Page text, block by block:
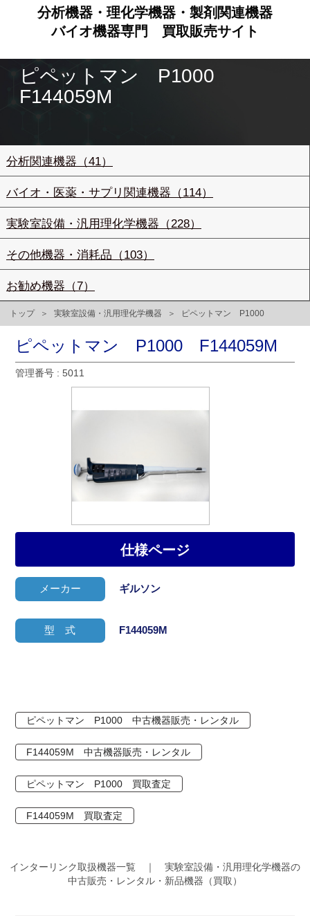
分析機器・理化学機器・製剤関連機器
バイオ機器専門
買取販売サイト
ピペットマン P1000
F144059M
分析関連機器（41）
バイオ・医薬・サプリ関連機器（114）
実験室設備・汎用理化学機器（228）
その他機器・消耗品（103）
お勧め機器（7）
トップ 実験室設備・汎用理化学機器 ピペットマン P1000
ピペットマン P1000 F144059M
管理番号 : 5011
メーカー ギルソン
仕様ページ
型 式 F144059M
ピペットマン P1000 中古機器販売・レンタル
F144059M 中古機器販売・レンタル
ピペットマン P1000 買取査定
F144059M 買取査定
インターリンク取扱機器一覧 ｜ 実験室設備・汎用理化学機器の
中古販売・レンタル・新品機器（買取）